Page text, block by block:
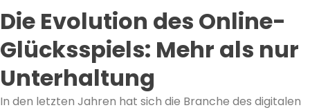
Die Evolution des Online-
Glücksspiels: Mehr als nur
Unterhaltung
In den letzten Jahren hat sich die Branche des digitalen